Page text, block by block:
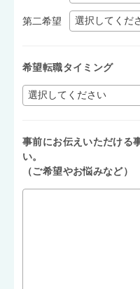
第二希望
希望転職タイミング
事前にお伝えいただける
い。
（ご希望やお悩みなど）